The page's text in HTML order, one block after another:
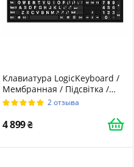
Клавиатура LogicKeyboard /
Мембранная / Підсвітка /
UKR / Black2 отзыва
4 899